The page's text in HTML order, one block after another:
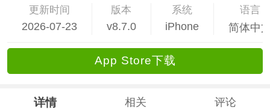
更新时间
2026-07-23
版本
v8.7.0
系统
iPhone
语言
简体中
App Store下载
详情 相关 评论